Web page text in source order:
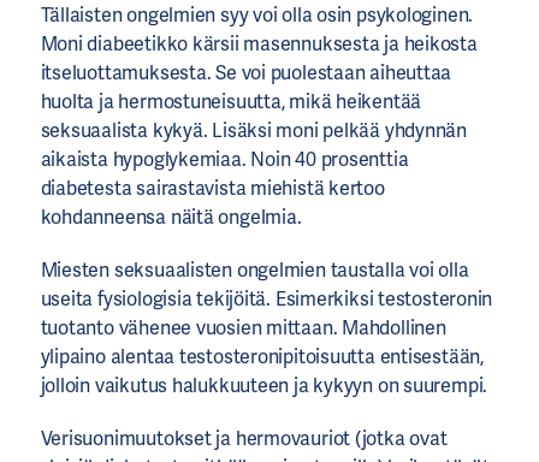
Tällaisten ongelmien syy voi olla osin psykologinen.
Moni diabeetikko kärsii masennuksesta ja heikosta
itseluottamuksesta. Se voi puolestaan aiheuttaa
huolta ja hermostuneisuutta, mikä heikentää
seksuaalista kykyä. Lisäksi moni pelkää yhdynnän
aikaista hypoglykemiaa. Noin 40 prosenttia
diabetesta sairastavista miehistä kertoo
kohdanneensa näitä ongelmia.
Miesten seksuaalisten ongelmien taustalla voi olla
useita fysiologisia tekijöitä. Esimerkiksi testosteronin
tuotanto vähenee vuosien mittaan. Mahdollinen
ylipaino alentaa testosteronipitoisuutta entisestään,
jolloin vaikutus halukkuuteen ja kykyyn on suurempi.
Verisuonimuutokset ja hermovauriot (jotka ovat